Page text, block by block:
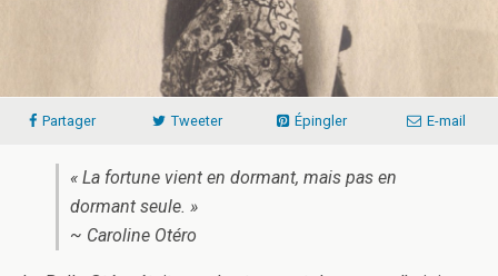
Partager Tweeter Épingler E-mail
« La fortune vient en dormant, mais pas en
dormant seule. »
~ Caroline Otéro